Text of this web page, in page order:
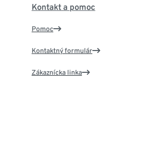
Kontakt a pomoc
Pomoc
Kontaktný formulár
Zákaznícka linka